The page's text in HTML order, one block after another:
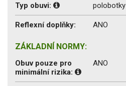
Typ obuvi: polobotky
Reflexní doplňky: ANO
ZÁKLADNÍ NORMY:
Obuv pouze pro
minimální rizika:
ANO